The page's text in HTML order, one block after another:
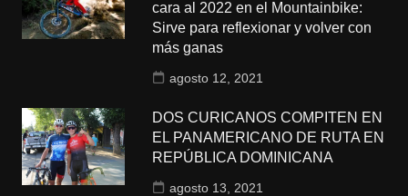
cara al 2022 en el Mountainbike:
Sirve para reflexionar y volver con
más ganas
agosto 12, 2021
DOS CURICANOS COMPITEN EN
EL PANAMERICANO DE RUTA EN
REPÚBLICA DOMINICANA
agosto 13, 2021